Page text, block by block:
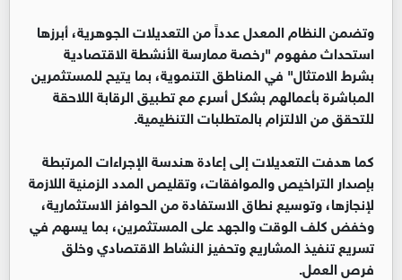
وتضمن النظام المعدل عدداً من التعديلات الجوهرية، أبرزها
استحداث مفهوم "رخصة ممارسة الأنشطة الاقتصادية
بشرط الامتثال" في المناطق التنموية، بما يتيح للمستثمرين
المباشرة بأعمالهم بشكل أسرع مع تطبيق الرقابة اللاحقة
للتحقق من الالتزام بالمتطلبات التنظيمية.
كما هدفت التعديلات إلى إعادة هندسة الإجراءات المرتبطة
بإصدار التراخيص والموافقات، وتقليص المدد الزمنية اللازمة
لإنجازها، وتوسيع نطاق الاستفادة من الحوافز الاستثمارية،
وخفض كلف الوقت والجهد على المستثمرين، بما يسهم في
تسريع تنفيذ المشاريع وتحفيز النشاط الاقتصادي وخلق
فرص العمل.